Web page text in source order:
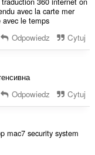
avec la carte mer
avec le temps
Odpowiedz Cytuj
Odpowiedz Cytuj
mac7 security system